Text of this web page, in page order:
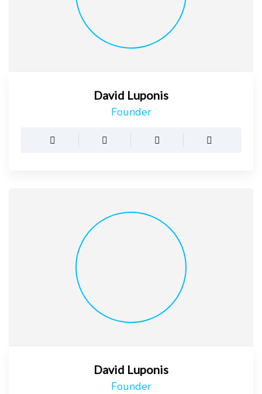
David Luponis
Founder
David Luponis
Founder